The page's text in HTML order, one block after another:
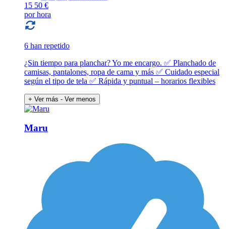
15 50 €
por hora
6 han repetido
¿Sin tiempo para planchar? Yo me encargo. ✅ Planchado de
camisas, pantalones, ropa de cama y más ✅ Cuidado especial
según el tipo de tela ✅ Rápida y puntual – horarios flexibles
+ Ver más - Ver menos
Maru